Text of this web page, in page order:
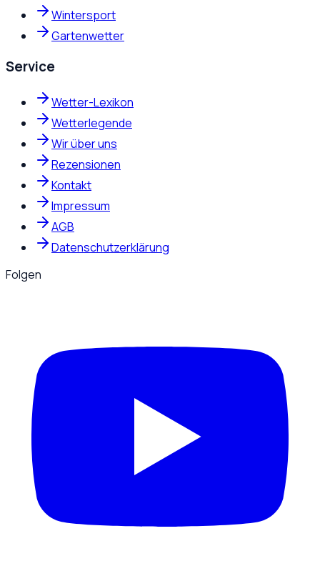
Wintersport
Gartenwetter
Service
Wetter-Lexikon
Wetterlegende
Wir über uns
Rezensionen
Kontakt
Impressum
AGB
Datenschutzerklärung
Folgen